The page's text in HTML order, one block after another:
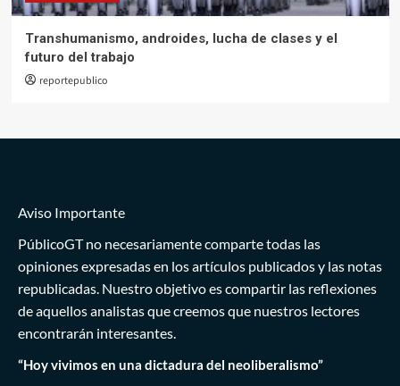
Transhumanismo, androides, lucha de clases y el
futuro del trabajo
reportepublico
Aviso Importante
PúblicoGT no necesariamente comparte todas las
opiniones expresadas en los artículos publicados y las notas
republicadas. Nuestro objetivo es compartir las reflexiones
de aquellos analistas que creemos que nuestros lectores
encontrarán interesantes.
“Hoy vivimos en una dictadura del neoliberalismo”